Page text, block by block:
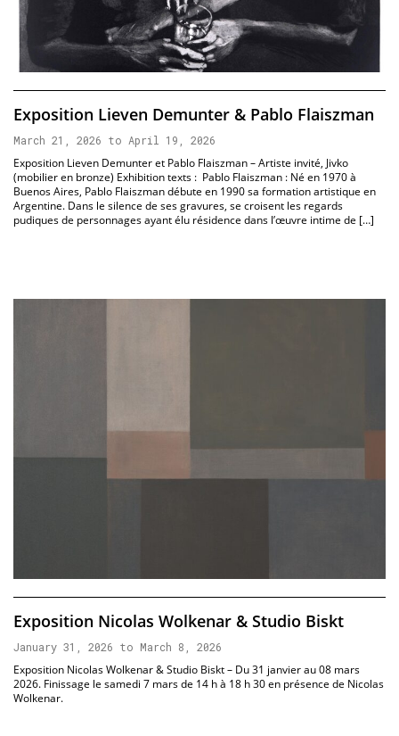
Exposition Lieven Demunter & Pablo Flaiszman
March 21, 2026 to April 19, 2026
Exposition Lieven Demunter et Pablo Flaiszman – Artiste invité, Jivko
(mobilier en bronze) Exhibition texts : Pablo Flaiszman : Né en 1970 à
Buenos Aires, Pablo Flaiszman débute en 1990 sa formation artistique en
Argentine. Dans le silence de ses gravures, se croisent les regards
pudiques de personnages ayant élu résidence dans l’œuvre intime de […]
Exposition Nicolas Wolkenar & Studio Biskt
January 31, 2026 to March 8, 2026
Exposition Nicolas Wolkenar & Studio Biskt – Du 31 janvier au 08 mars
2026. Finissage le samedi 7 mars de 14 h à 18 h 30 en présence de Nicolas
Wolkenar.